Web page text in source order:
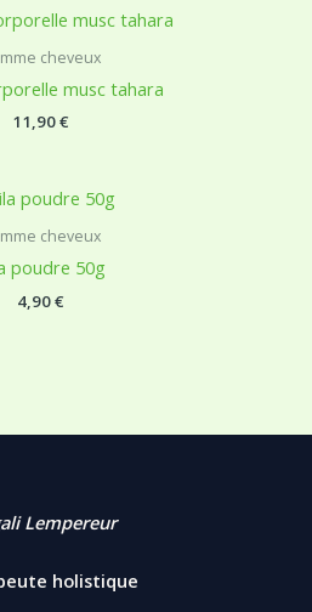
cheveux
musc tahara
11,90€
cheveux
poudre 50g
4,90€
Lempereur
holistique